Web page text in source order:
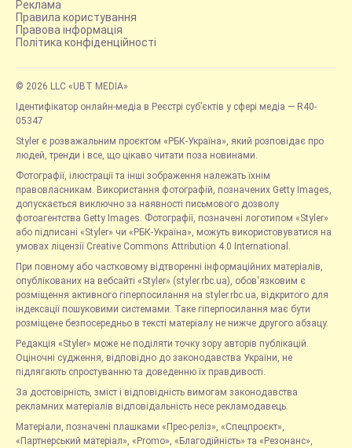
Реклама
Правила користування
Правова інформація
Політика конфіденційності
© 2026 LLC «UBT MEDIA»
Ідентифікатор онлайн-медіа в Реєстрі суб’єктів у сфері медіа — R40-
05347
Styler є розважальним проєктом «РБК-Україна», який розповідає про
людей, тренди і все, що цікаво читати поза новинами.
Фотографії, ілюстрації та інші зображення належать їхнім
правовласникам. Використання фотографій, позначених Getty Images,
допускається виключно за наявності письмового дозволу
фотоагентства Getty Images. Фотографії, позначені логотипом «Styler»
або підписані «Styler» чи «РБК-Україна», можуть використовуватися на
умовах ліцензії Creative Commons Attribution 4.0 International.
При повному або частковому відтворенні інформаційних матеріалів,
опублікованих на вебсайті «Styler» (styler.rbc.ua), обов'язковим є
розміщення активного гіперпосилання на styler.rbc.ua, відкритого для
індексації пошуковими системами. Таке гіперпосилання має бути
розміщене безпосередньо в тексті матеріалу не нижче другого абзацу.
Редакція «Styler» може не поділяти точку зору авторів публікацій.
Оціночні судження, відповідно до законодавства України, не
підлягають спростуванню та доведенню їх правдивості.
За достовірність, зміст і відповідність вимогам законодавства
рекламних матеріалів відповідальність несе рекламодавець.
Матеріали, позначені плашками «Прес-реліз», «Спецпроєкт»,
«Партнерський матеріал», «Promo», «Благодійність» та «Резонанс»,